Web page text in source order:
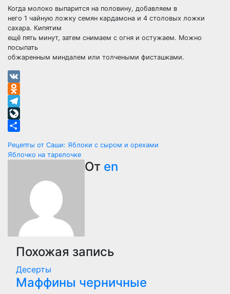
Когда молоко выпарится на половину, добавляем в
него 1 чайную ложку семян кардамона и 4 столовых ложки
сахара. Кипятим
ещё пять минут, затем снимаем с огня и остужаем. Можно
посыпать
обжаренным миндалем или толчеными фисташками.
VK
Odnoklassniki
Telegram
LiveJournal
Навигация
записям
Рецепты от Саши: Яблоки с сыром и орехами
Яблочко на тарелочке
От en
Похожая запись
Десерты
Маффины черничные